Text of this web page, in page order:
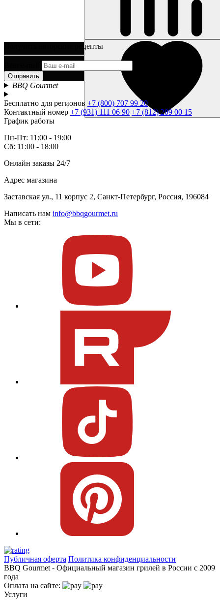
Получить авторские рецепты
Отправить
BBQ Gourmet
Бесплатно для регионов +7 (800) 707 99 20
Контактный номер +7 (931) 111 06 90 +7 (812) 209 00 15
График работы
Пн-Пт: 11:00 - 19:00
Сб: 11:00 - 18:00
Онлайн заказы 24/7
Адрес магазина
Заставская ул., 11 корпус 2, Санкт-Петербург, Россия, 196084
Написать нам info@bbqgourmet.ru
Мы в сети:
Публичная оферта Политика конфиденциальности
BBQ Gourmet - Официальный магазин грилей в России с 2009
года
Оплата на сайте:
Услуги